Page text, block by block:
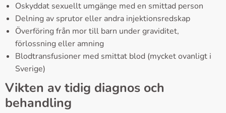
Oskyddat sexuellt umgänge med en smittad person
Delning av sprutor eller andra injektionsredskap
Överföring från mor till barn under graviditet,
förlossning eller amning
Blodtransfusioner med smittat blod (mycket ovanligt i
Sverige)
Vikten av tidig diagnos och
behandling